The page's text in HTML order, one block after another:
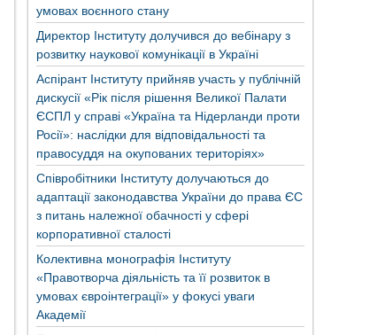
умовах воєнного стану
Директор Інституту долучився до вебінару з
розвитку наукової комунікації в Україні
Аспірант Інституту прийняв участь у публічній
дискусії «Рік після рішення Великої Палати
ЄСПЛ у справі «Україна та Нідерланди проти
Росії»: наслідки для відповідальності та
правосуддя на окупованих територіях»
Співробітники Інституту долучаються до
адаптації законодавства України до права ЄС
з питань належної обачності у сфері
корпоративної сталості
Колективна монографія Інституту
«Правотворча діяльність та її розвиток в
умовах євроінтеграції» у фокусі уваги
Академії